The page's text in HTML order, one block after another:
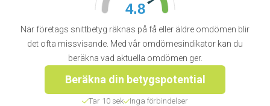
4.8
När företags snittbetyg räknas på få eller äldre omdömen blir
det ofta missvisande. Med vår omdömesindikator kan du
beräkna vad aktuella omdömen ger.
Beräkna din betygspotential
Tar 10 sek Inga förbindelser